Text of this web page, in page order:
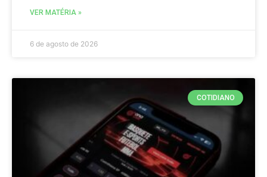
VER MATÉRIA »
6 de agosto de 2026
COTIDIANO